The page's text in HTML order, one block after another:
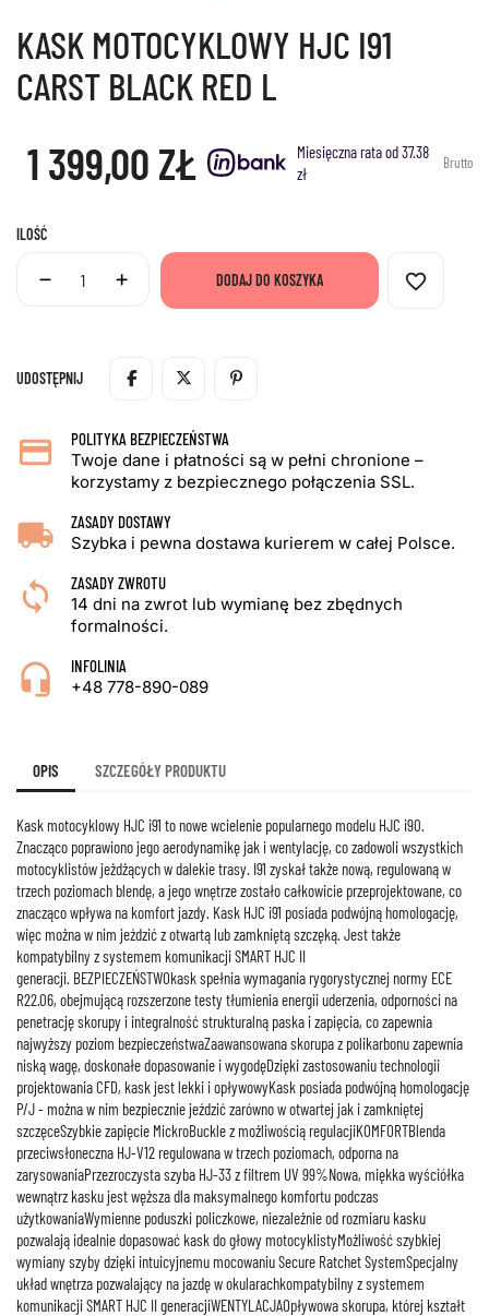
KASK MOTOCYKLOWY HJC I91
CARST BLACK RED L
1 399,00 ZŁ
Miesięczna rata od 37.38
zł
Brutto
ILOŚĆ
DODAJ DO KOSZYKA favorite_border
UDOSTĘPNIJ
POLITYKA BEZPIECZEŃSTWA
Twoje dane i płatności są w pełni chronione –
korzystamy z bezpiecznego połączenia SSL.
ZASADY DOSTAWY
Szybka i pewna dostawa kurierem w całej Polsce.
ZASADY ZWROTU
14 dni na zwrot lub wymianę bez zbędnych
formalności.
INFOLINIA
+48 778-890-089
OPIS SZCZEGÓŁY PRODUKTU
Kask motocyklowy HJC i91 to nowe wcielenie popularnego modelu HJC i90.
Znacząco poprawiono jego aerodynamikę jak i wentylację, co zadowoli wszystkich
motocyklistów jeżdżących w dalekie trasy. I91 zyskał także nową, regulowaną w
trzech poziomach blendę, a jego wnętrze zostało całkowicie przeprojektowane, co
znacząco wpływa na komfort jazdy. Kask HJC i91 posiada podwójną homologację,
więc można w nim jeździć z otwartą lub zamkniętą szczęką. Jest także
kompatybilny z systemem komunikacji SMART HJC II
generacji. BEZPIECZEŃSTWOkask spełnia wymagania rygorystycznej normy ECE
R22.06, obejmującą rozszerzone testy tłumienia energii uderzenia, odporności na
penetrację skorupy i integralność strukturalną paska i zapięcia, co zapewnia
najwyższy poziom bezpieczeństwaZaawansowana skorupa z polikarbonu zapewnia
niską wagę, doskonałe dopasowanie i wygodęDzięki zastosowaniu technologii
projektowania CFD, kask jest lekki i opływowyKask posiada podwójną homologację
P/J - można w nim bezpiecznie jeździć zarówno w otwartej jak i zamkniętej
szczęceSzybkie zapięcie MickroBuckle z możliwością regulacjiKOMFORTBlenda
przeciwsłoneczna HJ-V12 regulowana w trzech poziomach, odporna na
zarysowaniaPrzezroczysta szyba HJ-33 z filtrem UV 99%Nowa, miękka wyściółka
wewnątrz kasku jest węższa dla maksymalnego komfortu podczas
użytkowaniaWymienne poduszki policzkowe, niezależnie od rozmiaru kasku
pozwalają idealnie dopasować kask do głowy motocyklistyMożliwość szybkiej
wymiany szyby dzięki intuicyjnemu mocowaniu Secure Ratchet SystemSpecjalny
układ wnętrza pozwalający na jazdę w okularachkompatybilny z systemem
komunikacji SMART HJC II generacjiWENTYLACJAOpływowa skorupa, której kształt